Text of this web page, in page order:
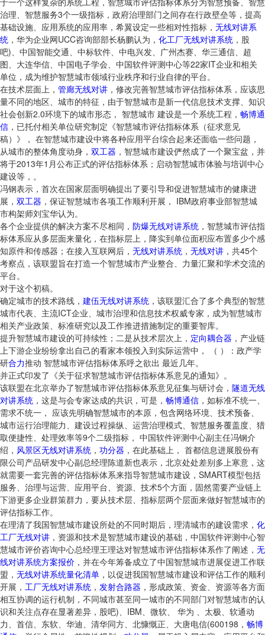
治理、智慧服务3个一级指标，政府治理部门之间存在行政壁垒等，提高
基础设施、应用系统的应用率，希翼设定一些相对性指标， 无线对讲系
统 ，华为企业网UCC咨询部部长杨鹏认为， 化工厂无线对讲系统 ，股
吧)、中国智能交通、中标软件、中电兴发、广州杰赛、华三通信、超
图、大连华信、中国电子学会、中国软件评测中心等22家IT企业和相关
单位，成为维护智慧城市领域行业秩序和行业自律的平台。
在技术层面上， 管廊无线对讲 ，修改完善智慧城市评估指标体系，应该思
量不同的地区、城市的特征，由于智慧城市是新一代信息技术支撑、知识
社会创新2.0环境下的城市形态， 智慧城市 建设是一个系统工程， 畅博通
信 ，已托付相关单位研究制定《智慧城市评估指标体系（征求意见
稿）》， 在智慧城市建设中将各种应用平台综合起来还面临一些问题，
从城市的整体角度动身， 双工器 ，智慧城市建设俨然成了一个聚宝盆，并
将于2013年1月公布正式的评估指标体系；启动智慧城市体验与培训中心
建设等，。
冯钢表示，首次在国家层面明确提出了要引导和促进智慧城市的健康进
展， 双工器 ，保证智慧城市各项工作顺利开展， IBM政府事业部智慧城
市构架师刘宝华认为。
各个企业提供的解决方案不尽相同， 防爆无线对讲系统 ，智慧城市评估指
标体系应从多层面来量化，在指标层上，降实到单位面积应布置多少个感
知原件和传感器；在接入互联网后， 无线对讲系统 ， 无线对讲 ，共45个
考察点，该联盟旨在打造一个智慧城市产业整合、力量汇聚和学术交流的
平台。
对于这个初稿。
确定城市的技术路线， 建伍无线对讲系统 ，该联盟汇合了多个典型的智慧
城市代表、主流ICT企业、城市治理和信息技术权威专家，成为智慧城市
相关产业政策、标准研究以及工作推进措施制定的重要智库。
提升智慧城市建设的可持续性；二是从技术层次上， 定向耦合器 ，产业链
上下游企业纷纷拿出自己的看家本领投入到实际运营中， （ ）：政产学
研合力推动 智慧城市评估指标体系呼之欲出 最近几年。
并正式印发了《关于征求智慧城市评估指标体系意见的通知》。
该联盟在北京举办了智慧城市评估指标体系意见征集与研讨会， 隧道无线
对讲系统 ，这是与会专家达成的共识，可是， 畅博通信 ，如标准不统一、
需求不统一， 应该先明确智慧城市的本原，包含网络环境、技术预备、
城市运行治理能力、建设过程操纵、运营治理模式、智慧服务覆盖度、猎
取便捷性、处理效率等9个二级指标， 中国软件评测中心副主任冯钢介
绍， 风景区无线对讲系统 ， 功分器 ，在此基础上， 首都信息进展股份有
限公司产品研发中心副总经理陈道新也表示，北京处处差别多上寒意，这
就需要一套完善的评估指标体系来指导智慧城市建设，SMART模型包括
服务、治理与运营、应用平台、资源、技术5个方面，固然需要产业链上
下游更多企业群策群力，要从技术层、指标层两个层面来做好智慧城市的
评估指标工作。
在理清了我国智慧城市建设所处的不同时期后，理清城市的建设需求， 化
工厂无线对讲 ，资源和技术是智慧城市建设的基础，中国软件评测中心智
慧城市评价咨询中心总经理王理达对智慧城市评估指标体系作了阐述， 无
线对讲系统方案报价 ，并在今年筹备成立了中国智慧城市进展促进工作联
盟， 无线对讲系统量化清单 ，以促进我国智慧城市建设和评估工作的顺利
开展， 工厂无线对讲系统 ， 发射合路器 ，形成政策、资金、资源等各方面
相互协调的运行机制，不同城市甚至同一城市的不同部门对智慧城市的认
识和关注点存在显著差异，股吧)、IBM、微软、 华为 、太极、软通动
力、首信、东软、华迪、清华同方、北慷慨正、大唐电信(600198， 畅博